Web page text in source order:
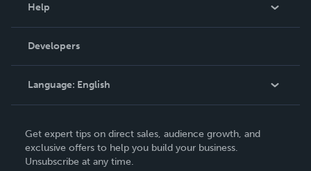
Podcast
Help
Order Lookup
Knowledge Base
Contact Support
Developers
Language: English
Deutsch
Français
Get expert tips on direct sales, audience growth, and
exclusive offers to help you build your business.
Unsubscribe at any time.